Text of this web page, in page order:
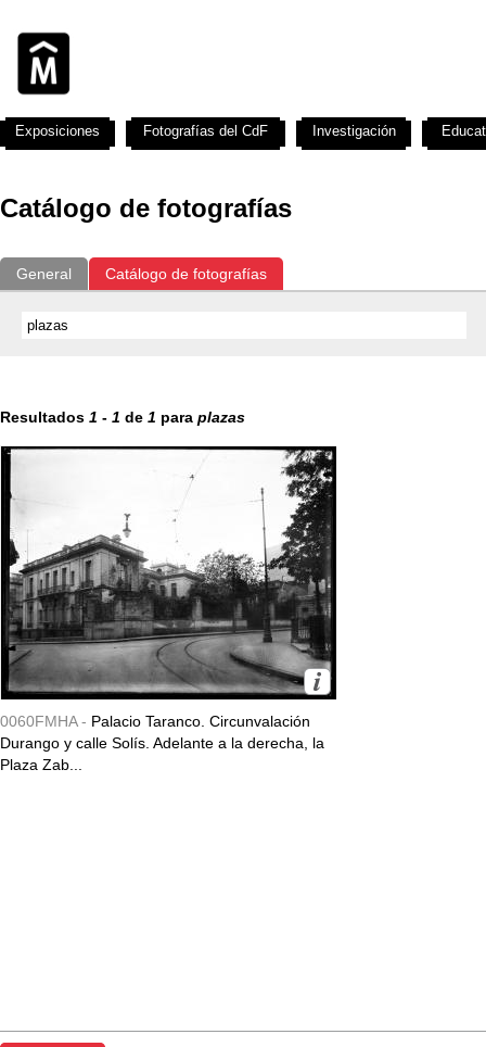
Catálogo de fotografías
General Catálogo de fotografías
Resultados 1 - 1 de 1 para plazas
0060FMHA - Palacio Taranco. Circunvalación
Durango y calle Solís. Adelante a la derecha, la
Plaza Zab...
Exposiciones Fotografías del CdF Investigación